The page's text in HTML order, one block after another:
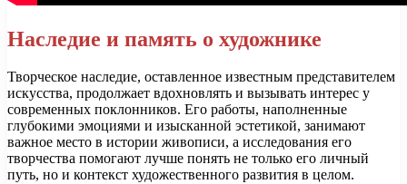
Наследие и память о художнике
Творческое наследие, оставленное известным представителем
искусства, продолжает вдохновлять и вызывать интерес у
современных поклонников. Его работы, наполненные
глубокими эмоциями и изысканной эстетикой, занимают
важное место в истории живописи, а исследования его
творчества помогают лучше понять не только его личный
путь, но и контекст художественного развития в целом.